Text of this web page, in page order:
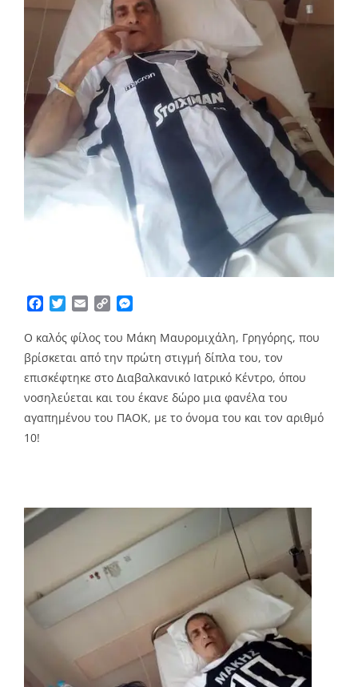
Facebook
TwitterEmailCopy
Ο καλός φίλος του Μάκη Μαυρομιχάλη, Γρηγόρης, που
βρίσκεται από την πρώτη στιγμή δίπλα του, τον
επισκέφτηκε στο Διαβαλκανικό Ιατρικό Κέντρο, όπου
νοσηλεύεται και του έκανε δώρο μια φανέλα του
αγαπημένου του ΠΑΟΚ, με το όνομα του και τον αριθμό
10!